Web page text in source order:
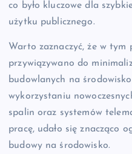
co było kluczowe dla
użytku publicznego.
Warto zaznaczyć, że w tym
przywiązywano do
budowlanych na
wykorzystaniu
spalin oraz systemów
pracę, udało się znacząco
budowy na środowisko.